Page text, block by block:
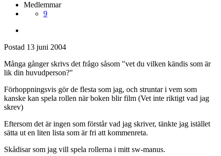
Medlemmar
9
Postad 13 juni 2004
Många gånger skrivs det frågo såsom "vet du vilken kändis som är
lik din huvudperson?"
Förhoppningsvis gör de flesta som jag, och struntar i vem som
kanske kan spela rollen när boken blir film (Vet inte riktigt vad jag
skrev)
Eftersom det är ingen som förstår vad jag skriver, tänkte jag istället
sätta ut en liten lista som är fri att kommenreta.
Skådisar som jag vill spela rollerna i mitt sw-manus.